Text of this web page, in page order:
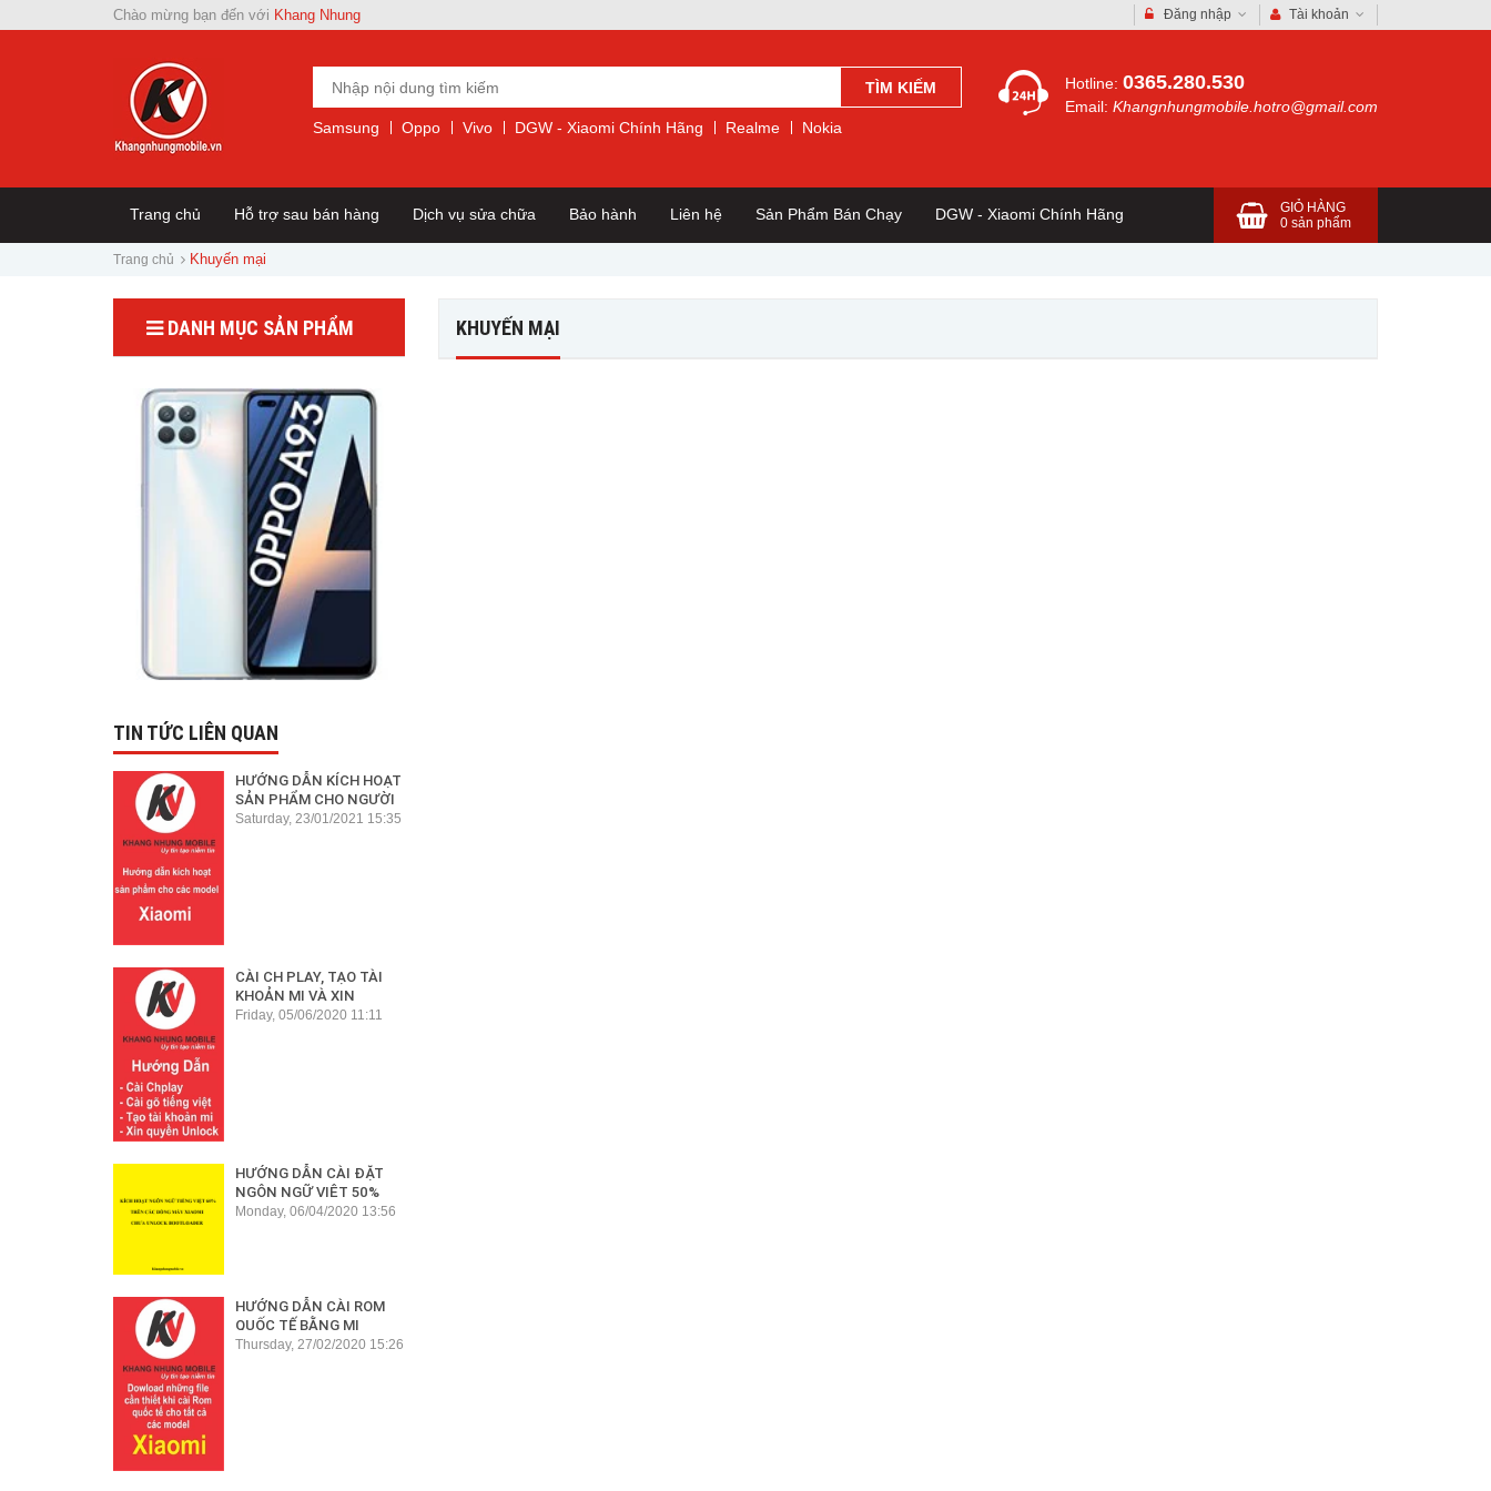
Chào mừng bạn đến với Khang Nhung Đăng nhập Tài khoản
Hotline: 0365.280.530
Email: Khangnhungmobile.hotro@gmail.com
TÌM KIẾM
Samsung Oppo Vivo DGW - Xiaomi Chính Hãng Realme Nokia
Trang chủ Hỗ trợ sau bán hàng Dịch vụ sửa chữa Bảo hành Liên hệ Sản Phẩm Bán Chạy DGW - Xiaomi Chính Hãng
GIỎ HÀNG
0 sản phẩm
Trang chủ Khuyến mại
DANH MỤC SẢN PHẨM
TIN TỨC LIÊN QUAN
HƯỚNG DẪN KÍCH HOẠT
SẢN PHẨM CHO NGƯỜI
MỚI BẮT ĐẦU
Saturday, 23/01/2021 15:35
CÀI CH PLAY, TẠO TÀI
KHOẢN MI VÀ XIN
QUYỀN UNLOCK CHO
Friday, 05/06/2020 11:11
HƯỚNG DẪN CÀI ĐẶT
NGÔN NGỮ VIỆT 50%
CHO MÁY CHƯA UNLOCK
Monday, 06/04/2020 13:56
HƯỚNG DẪN CÀI ROM
QUỐC TẾ BẰNG MI
FLASH CHO DÒNG MÁY (
Thursday, 27/02/2020 15:26
KHUYẾN MẠI